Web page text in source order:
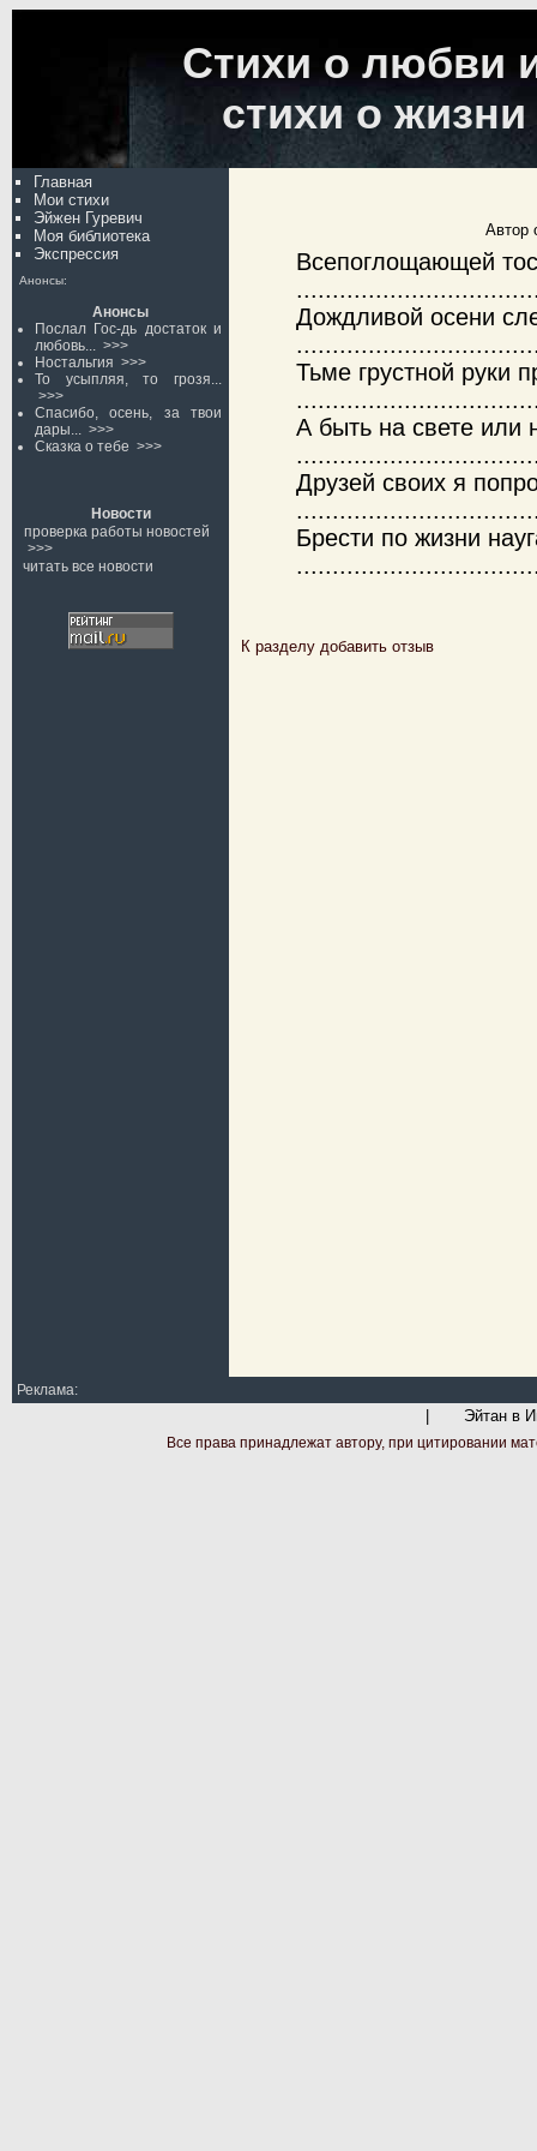
Стихи о любви
стихи о
Главная
Мои стихи
Эйжен Гуревич
Моя библиотека
Экспрессия
Анонсы:
Анонсы
Послал Гос-дь достаток и
любовь... >>>
Ностальгия >>>
То усыпляя, то грозя...
>>>
Спасибо, осень, за твои
дары... >>>
Сказка о тебе >>>
Новости
проверка работы новостей
>>>
читать все новости
Автор
Всепоглощающей
Дождливой осени
Тьме грустной руки
А быть на свете или
Друзей своих я
Брести по жизни
К разделу добавить отзыв
Реклама:
Эйтан в
Все права принадлежат автору, при цитировании